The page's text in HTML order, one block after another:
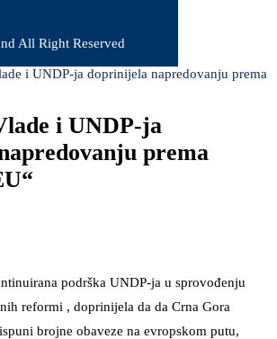
All Right Reserved
i UNDP-ja doprinijela napredovanju prema
i UNDP-ja
prema
podrška UNDP-ja u sprovođenju
reformi , doprinijela da da Crna Gora
brojne obaveze na evropskom putu,